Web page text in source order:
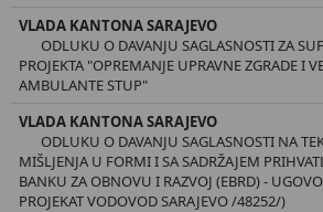
VLADA KANTONA SARAJEVO
ODLUKU O DAVANJU SAGLASNOSTI ZA
PROJEKTA "OPREMANJE UPRAVNE ZGRADE I
AMBULANTE STUP"
VLADA KANTONA SARAJEVO
ODLUKU O DAVANJU SAGLASNOSTI NA
MIŠLJENJA U FORMI I SA SADRŽAJEM
BANKU ZA OBNOVU I RAZVOJ (EBRD) -
PROJEKAT VODOVOD SARAJEVO /48252/)